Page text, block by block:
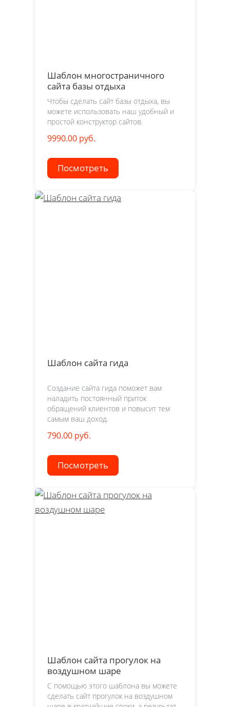
Шаблон многостраничного
сайта базы отдыха
Чтобы сделать сайт базы отдыха, вы
можете использовать наш удобный и
простой конструктор сайтов.
9990.00 руб.
Посмотреть
Шаблон сайта гида
Создание сайта гида поможет вам
наладить постоянный приток
обращений клиентов и повысит тем
самым ваш доход.
790.00 руб.
Посмотреть
Шаблон сайта прогулок на
воздушном шаре
С помощью этого шаблона вы можете
сделать сайт прогулок на воздушном